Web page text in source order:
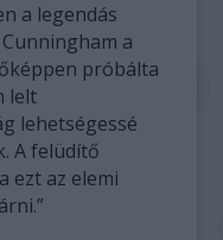
a legendás
a
próbálta
lelt
lehetségessé
A felüdítő
ezt az elemi